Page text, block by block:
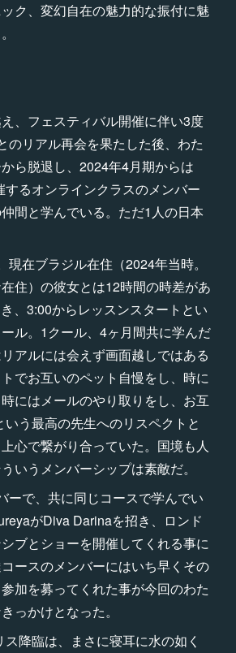
ク、変幻自在の魅力的な振付に魅
、フェスティバル開催に伴い3度
のリアル再会を果たした後、わた
ら脱退し、2024年4月期からは
るオンラインクラスのメンバー
間と学んでいる。ただ1人の日本
現在ブラジル在住（2024年当時。
住）の彼女とは12時間の時差があ
、3:00からレッスンスタートとい
ル。1クール、4ヶ月間共に学んだ
アルには会えず画面越しではある
でお互いのペット自慢をし、時に
にはメールのやり取りをし、お互
う最高の先生へのリスペクトと
心で繋がり合っていた。国境も人
いうメンバーシップは素敵だ。
ーで、共に同じコースで学んでい
がDiva Darinaを招き、ロンド
ブとショーを開催してくれる事に
ースのメンバーにはいち早くその
加を募ってくれた事が今回のわた
っかけとなった。
降臨は、まさに寝耳に水の如く